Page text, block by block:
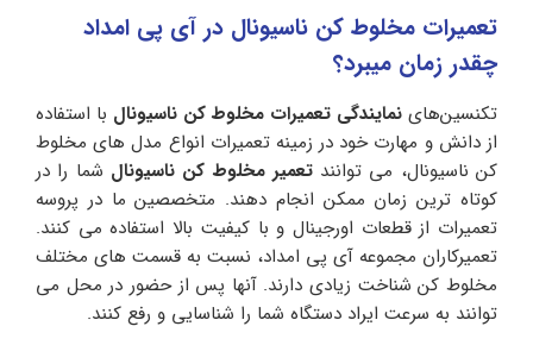
تعمیرات مخلوط کن ناسیونال در آی‌ پی امداد
چقدر زمان میبرد؟
تکنسین‌های نمایندگی تعمیرات مخلوط کن ناسیونال با استفاده
از دانش و مهارت خود در زمینه تعمیرات انواع مدل‌ های مخلوط
کن ناسیونال، می‌ توانند تعمیر مخلوط کن ناسیونال شما را در
کوتاه ترین زمان ممکن انجام دهند. متخصصین ما در پروسه
تعمیرات از قطعات اورجینال و با کیفیت بالا استفاده می‌ کنند.
تعمیرکاران مجموعه آی پی امداد، نسبت به قسمت‌ های مختلف
مخلوط کن شناخت زیادی دارند. آنها پس از حضور در محل می‌
توانند به سرعت ایراد دستگاه شما را شناسایی و رفع کنند.